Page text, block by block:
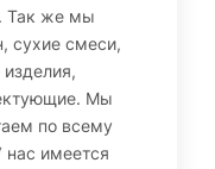
Так же мы
сухие смеси,
Мы
по всему
имеется